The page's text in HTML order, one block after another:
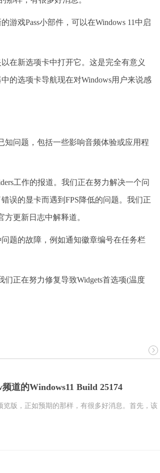
戏Pass小部件，可以在Windows 11中启
在新选项卡中打开它。这是完全有意义
的选项卡导航现在对Windows用户来说感
知问题，包括一些影响音频体验或应用程
工作的报道。我们正在努力解决一个问
误的显卡而遇到FPS降低的问题。我们正
更新日志中解释道。
题的故障，例如通知徽章编号在任务栏
正在努力修复导致Widgets首选项(温度
道的Windows11 Build 25174
览版，正如预期的那样，有很多好消息。首先，该